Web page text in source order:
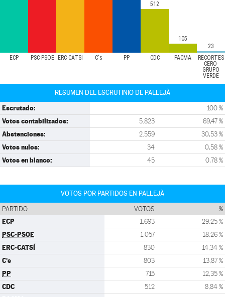
ECP PSC-PSOE ERC-CATSÍ C's PP CDC PACMA
RECORTES
CERO-
GRUPO
VERDE
512
105
23
RESUMEN DEL ESCRUTINIO DE PALLEJÀ
Escrutado: 100 %
Votos contabilizados: 5.823 69,47 %
Abstenciones: 2.559 30,53 %
Votos nulos: 34 0,58 %
Votos en blanco: 45 0,78 %
VOTOS POR PARTIDOS EN PALLEJÀ
PARTIDO VOTOS %
ECP 1.693 29,25 %
PSC-PSOE 1.057 18,26 %
ERC-CATSÍ 830 14,34 %
C's 803 13,87 %
PP 715 12,35 %
CDC 512 8,84 %